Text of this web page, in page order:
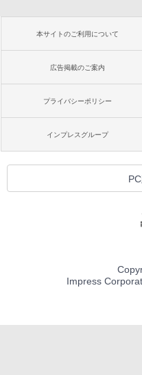
本サイトのご利用について
広告掲載のご案内
プライバシーポリシー
インプレスグループ
Impress